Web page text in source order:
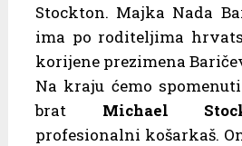
Stockton. Majka Nada
ima po roditeljima
korijene prezimena
Na kraju ćemo
brat Michael
profesionalni košarkaš.